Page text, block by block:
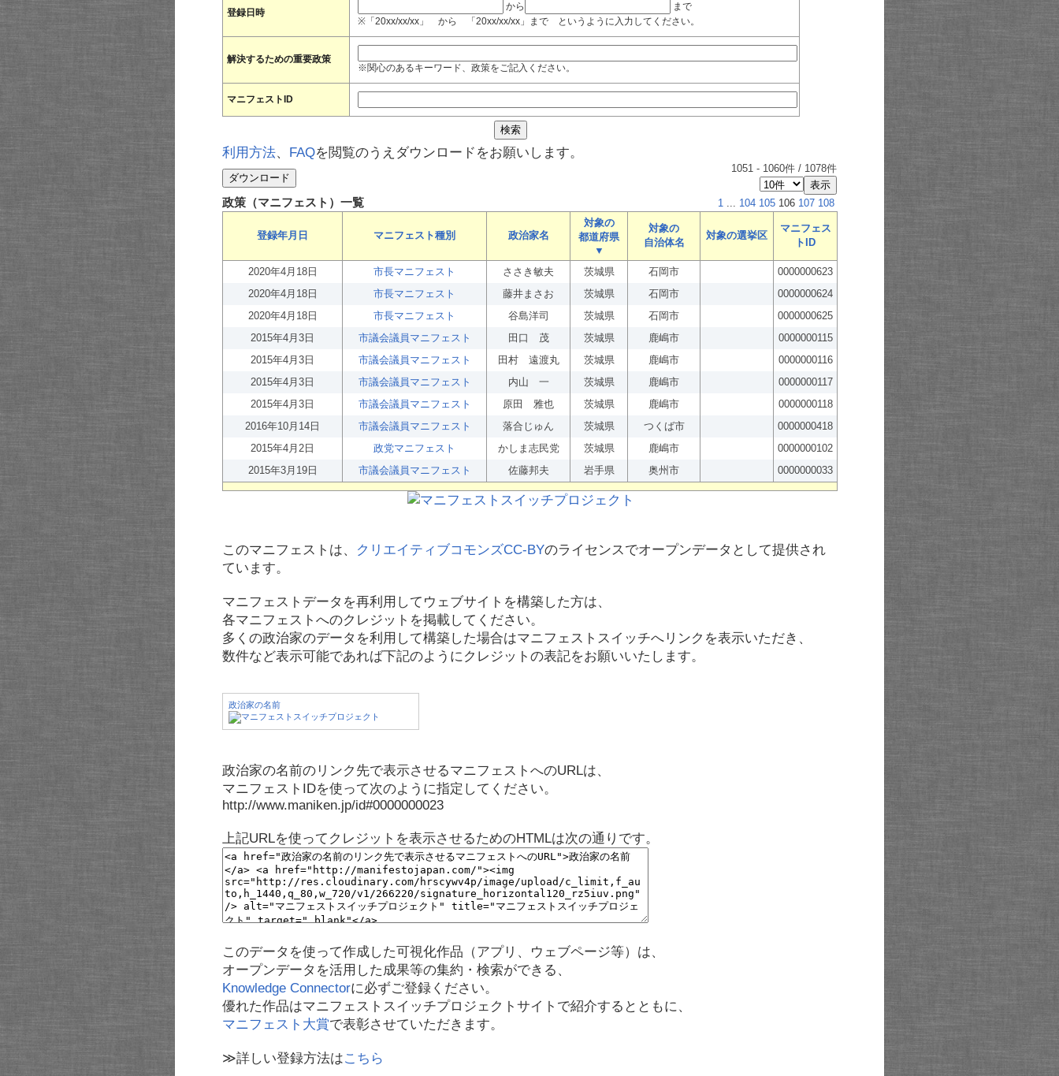
登録日時
から
まで
※「20xx/xx/xx」 から 「20xx/xx/xx」まで というように入力してください。
解決するための重要政策
※関心のあるキーワード、政策をご記入ください。
マニフェストID
利用方法、 FAQを閲覧のうえダウンロードをお願いします。
1051 - 1060件 / 1078件
政策（マニフェスト）一覧 1 ... 104 105 106 107 108
登録年月日 マニフェスト種別 政治家名
対象の
都道府県
▼
対象の
自治体名
対象の選挙区
マニフェス
トID
2020年4月18日 市長マニフェスト ささき敏夫 茨城県 石岡市
0000000623
2020年4月18日
市長マニフェスト 藤井まさお 茨城県 石岡市
0000000624
2020年4月18日
市長マニフェスト 谷島洋司 茨城県 石岡市
0000000625
2015年4月3日
市議会議員マニフェスト 田口 茂 茨城県 鹿嶋市
0000000115
2015年4月3日
市議会議員マニフェスト 田村 遠渡丸 茨城県 鹿嶋市
0000000116
2015年4月3日
市議会議員マニフェスト 内山 一 茨城県 鹿嶋市
0000000117
2015年4月3日
市議会議員マニフェスト 原田 雅也 茨城県 鹿嶋市
0000000118
2016年10月14日
市議会議員マニフェスト 落合じゅん 茨城県 つくば市
0000000418
2015年4月2日
政党マニフェスト かしま志民党 茨城県 鹿嶋市
0000000102
2015年3月19日
市議会議員マニフェスト 佐藤邦夫 岩手県 奥州市 0000000033
このマニフェストは、 クリエイティブコモンズCC-BYのライセンスでオープンデータとして提供され
ています。
マニフェストデータを再利用してウェブサイトを構築した方は、
各マニフェストへのクレジットを掲載してください。
多くの政治家のデータを利用して構築した場合はマニフェストスイッチへリンクを表示いただき、
数件など表示可能であれば下記のようにクレジットの表記をお願いいたします。
政治家の名前
政治家の名前のリンク先で表示させるマニフェストへのURLは、
マニフェストIDを使って次のように指定してください。
http://www.maniken.jp/id#0000000023
上記URLを使ってクレジットを表示させるためのHTMLは次の通りです。
このデータを使って作成した可視化作品（アプリ、ウェブページ等）は、
オープンデータを活用した成果等の集約・検索ができる、
Knowledge Connectorに必ずご登録ください。
優れた作品はマニフェストスイッチプロジェクトサイトで紹介するとともに、
マニフェスト大賞で表彰させていただきます。
≫詳しい登録方法はこちら